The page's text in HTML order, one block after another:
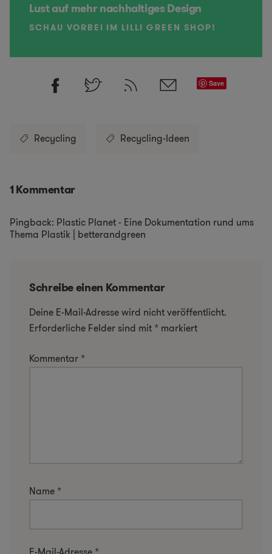
Lust auf mehr nachhaltiges Design
SCHAU VORBEI IM LILLI GREEN SHOP!
Save
Recycling Recycling-Ideen
1 Kommentar
Pingback: Plastic Planet - Eine Dokumentation rund ums
Thema Plastik | betterandgreen
Schreibe einen Kommentar
Deine E-Mail-Adresse wird nicht veröffentlicht.
Erforderliche Felder sind mit * markiert
Kommentar *
Name *